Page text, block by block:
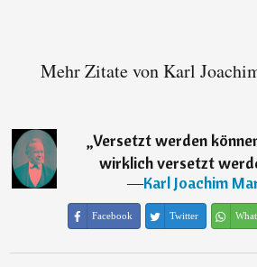
Mehr Zitate von Karl
„Versetzt werden
wirklich versetzt
―Karl Joachim
Facebook Twitter